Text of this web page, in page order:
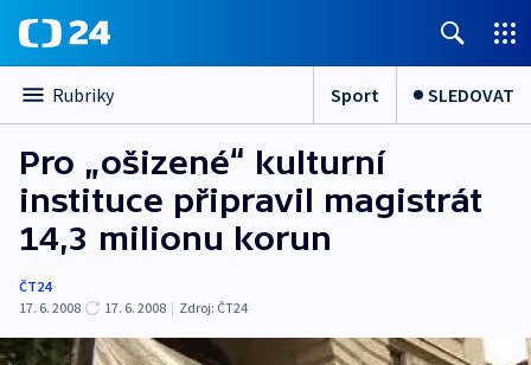
Rubriky Sport SLEDOVAT
Pro „ošizené“ kulturní
instituce připravil magistrát
14,3 milionu korun
ČT24
17. 6. 2008
17. 6. 2008 | Zdroj: ČT24